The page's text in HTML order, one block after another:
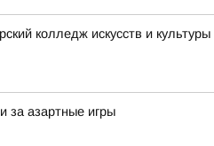
колледж искусств и культуры
за азартные игры